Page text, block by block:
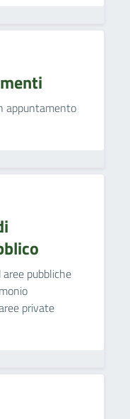
appuntamento
pubbliche
private